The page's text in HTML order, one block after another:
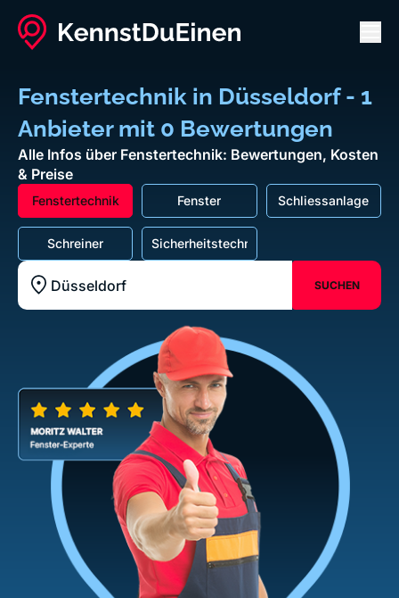
Fenstertechnik in Düsseldorf - 1
Anbieter mit 0 Bewertungen
Alle Infos über Fenstertechnik: Bewertungen, Kosten
& Preise
Fenstertechnik Fenster Schliessanlage
Schreiner Sicherheitstechnik
Standort z.B. Frankfurt am Main
SUCHEN